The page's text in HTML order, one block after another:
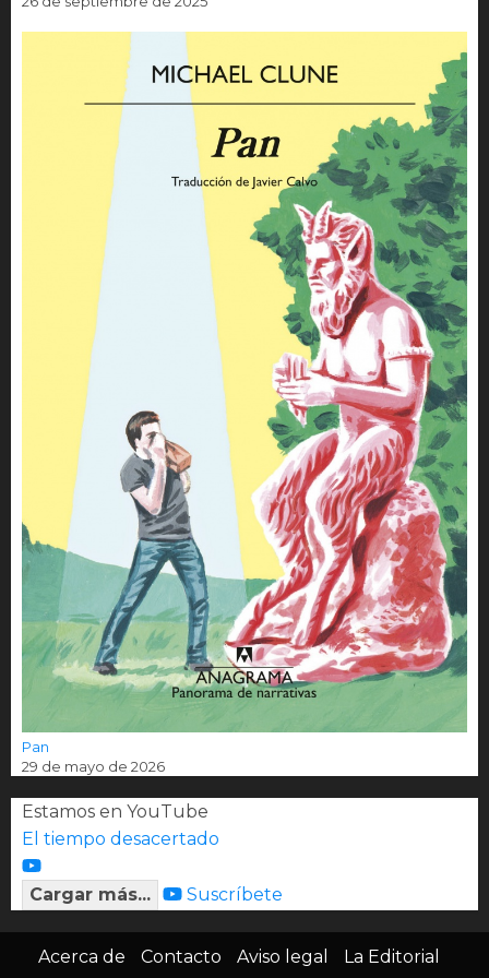
Pan
29 de mayo de 2026
Estamos en YouTube
El tiempo desacertado
Cargar más... Suscríbete
Acerca de Contacto Aviso legal La Editorial